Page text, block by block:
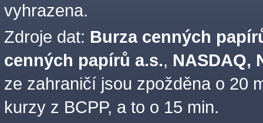
vyhrazena.
Zdroje dat: Burza cenných
cenných papírů a.s., NASDAQ,
ze zahraničí jsou zpožděna o 20
kurzy z BCPP, a to o 15 min.